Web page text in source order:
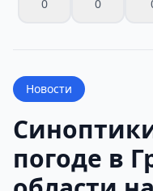
0 0
Новости
погоде в